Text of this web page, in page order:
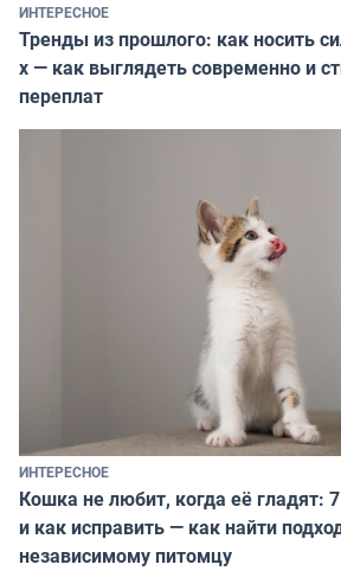
ИНТЕРЕСНОЕ
Тренды из прошлого: как носить
х — как выглядеть современно и
переплат
ИНТЕРЕСНОЕ
Кошка не любит, когда её гладят:
и как исправить — как найти
независимому питомцу